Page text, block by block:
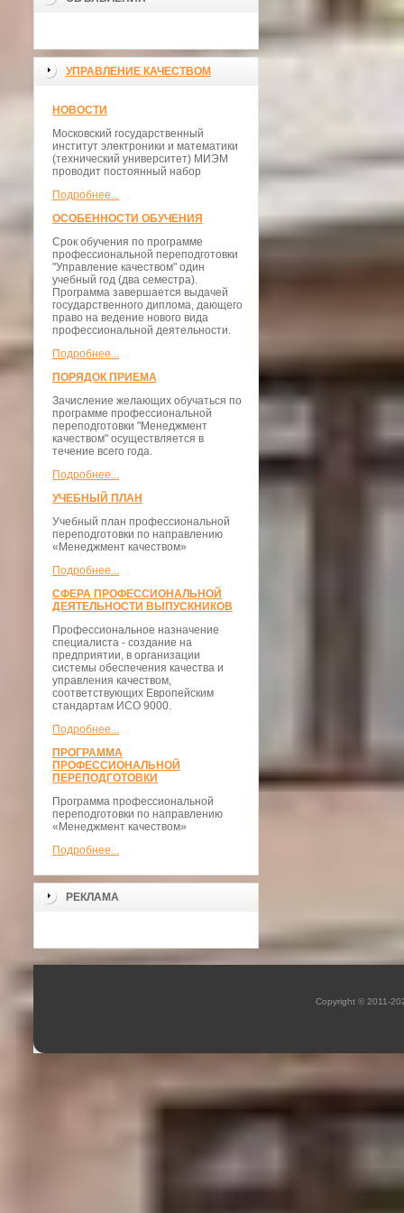
УПРАВЛЕНИЕ КАЧЕСТВОМ
НОВОСТИ
Московский государственный
институт электроники и математики
(технический университет) МИЭМ
проводит постоянный набор
Подробнее...
ОСОБЕННОСТИ ОБУЧЕНИЯ
Срок обучения по программе
профессиональной переподготовки
"Управление качеством" один
учебный год (два семестра).
Программа завершается выдачей
государственного диплома, дающего
право на ведение нового вида
профессиональной деятельности.
Подробнее...
ПОРЯДОК ПРИЕМА
Зачисление желающих обучаться по
программе профессиональной
переподготовки "Менеджмент
качеством" осуществляется в
течение всего года.
Подробнее...
УЧЕБНЫЙ ПЛАН
Учебный план профессиональной
переподготовки по направлению
«Менеджмент качеством»
Подробнее...
СФЕРА ПРОФЕССИОНАЛЬНОЙ
ДЕЯТЕЛЬНОСТИ ВЫПУСКНИКОВ
Профессиональное назначение
специалиста - создание на
предприятии, в организации
системы обеспечения качества и
управления качеством,
соответствующих Европейским
стандартам ИСО 9000.
Подробнее...
ПРОГРАММА
ПРОФЕССИОНАЛЬНОЙ
ПЕРЕПОДГОТОВКИ
Программа профессиональной
переподготовки по направлению
«Менеджмент качеством»
Подробнее...
РЕКЛАМА
Copyright © 2011-